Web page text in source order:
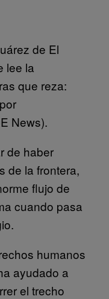
de El
lee la
que reza:
News).
de haber
de la frontera,
flujo de
cuando pasa
humanos
ayudado a
el trecho